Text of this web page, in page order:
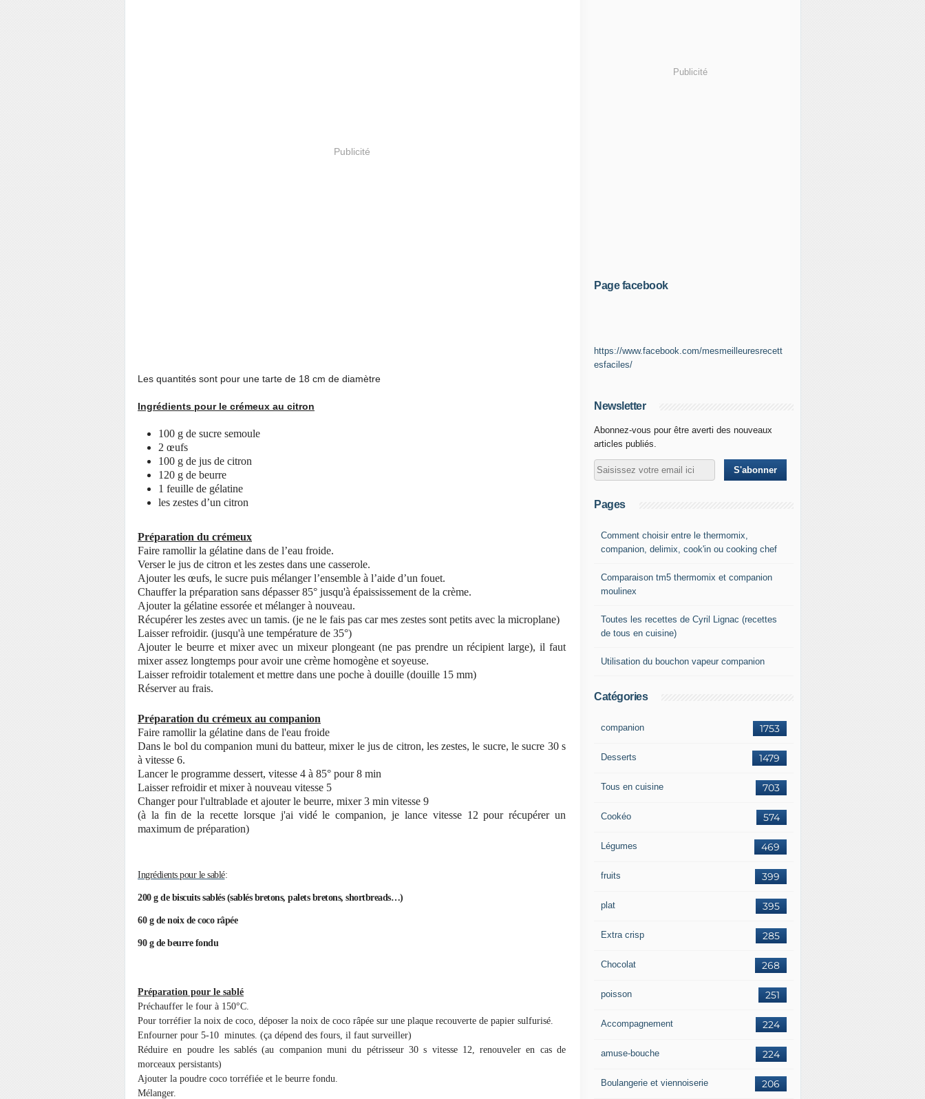
Publicité
Les quantités sont pour une tarte de 18 cm de diamètre
Ingrédients pour le crémeux au citron
100 g de sucre semoule
2 œufs
100 g de jus de citron
120 g de beurre
1 feuille de gélatine
les zestes d’un citron
Préparation du crémeux
Faire ramollir la gélatine dans de l’eau froide.
Verser le jus de citron et les zestes dans une casserole.
Ajouter les œufs, le sucre puis mélanger l’ensemble à l’aide d’un fouet.
Chauffer la préparation sans dépasser 85° jusqu'à épaississement de la crème.
Ajouter la gélatine essorée et mélanger à nouveau.
Récupérer les zestes avec un tamis. (je ne le fais pas car mes zestes sont petits avec la microplane)
Laisser refroidir. (jusqu'à une température de 35°)
Ajouter le beurre et mixer avec un mixeur plongeant (ne pas prendre un récipient large), il faut
mixer assez longtemps pour avoir une crème homogène et soyeuse.
Laisser refroidir totalement et mettre dans une poche à douille (douille 15 mm)
Réserver au frais.
Préparation du crémeux au companion
Faire ramollir la gélatine dans de l'eau froide
Dans le bol du companion muni du batteur, mixer le jus de citron, les zestes, le sucre, le sucre 30 s
à vitesse 6.
Lancer le programme dessert, vitesse 4 à 85° pour 8 min
Laisser refroidir et mixer à nouveau vitesse 5
Changer pour l'ultrablade et ajouter le beurre, mixer 3 min vitesse 9
(à la fin de la recette lorsque j'ai vidé le companion, je lance vitesse 12 pour récupérer un
maximum de préparation)
Ingrédients pour le sablé:
200 g de biscuits sablés (sablés bretons, palets bretons, shortbreads…)
60 g de noix de coco râpée
90 g de beurre fondu
Préparation pour le sablé
Préchauffer le four à 150°C.
Pour torréfier la noix de coco, déposer la noix de coco râpée sur une plaque recouverte de papier sulfurisé.
Enfourner pour 5-10 minutes. (ça dépend des fours, il faut surveiller)
Réduire en poudre les sablés (au companion muni du pétrisseur 30 s vitesse 12, renouveler en cas de
morceaux persistants)
Ajouter la poudre coco torréfiée et le beurre fondu.
Mélanger.
Publicité
Page facebook
https://www.facebook.com/mesmeilleuresrecett
esfaciles/
Newsletter
Abonnez-vous pour être averti des nouveaux
articles publiés.
Pages
Comment choisir entre le thermomix,
companion, delimix, cook'in ou cooking chef
Comparaison tm5 thermomix et companion
moulinex
Toutes les recettes de Cyril Lignac (recettes
de tous en cuisine)
Utilisation du bouchon vapeur companion
Catégories
1753
companion
1479
Desserts
703
Tous en cuisine
574
Cookéo
469
Légumes
399
fruits
395
plat
285
Extra crisp
268
Chocolat
251
poisson
224
Accompagnement
224
amuse-bouche
206
Boulangerie et viennoiserie